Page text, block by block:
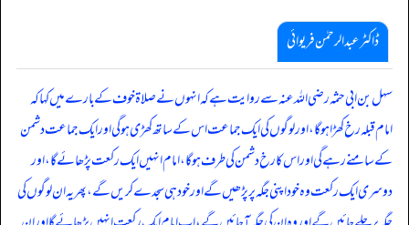
ڈاکٹر عبدالرحمٰن فریوائی
سہل بن ابی حثمہ رضی الله عنہ سے روایت ہے کہانہوں نے صلاۃ خوف کے بارے میں کہا کہ
امام قبلہ رخ کھڑا ہو گا، اور لوگوں کی ایک جماعت اس کے ساتھ کھڑی ہو گی اور ایک جماعت دشمن
کے سامنے رہے گی اور اس کا رخ دشمن کی طرف ہو گا، امام انہیں ایک رکعت پڑھائے گا، اور
دوسری ایک رکعت وہ خود اپنی جگہ پر پڑھیں گے اور خود ہی سجدے کریں گے، پھر یہ ان لوگوں کی